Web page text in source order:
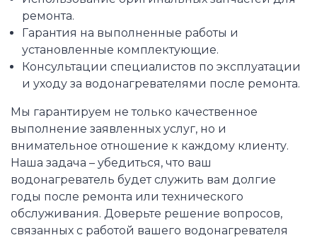
ремонта.
Гарантия на выполненные работы и
установленные комплектующие.
Консультации специалистов по эксплуатации
и уходу за водонагревателями после ремонта.
Мы гарантируем не только качественное
выполнение заявленных услуг, но и
внимательное отношение к каждому клиенту.
Наша задача – убедиться, что ваш
водонагреватель будет служить вам долгие
годы после ремонта или технического
обслуживания. Доверьте решение вопросов,
связанных с работой вашего водонагревателя